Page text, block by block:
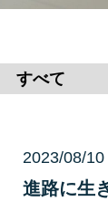
すべて
2023/08/10
進路に生